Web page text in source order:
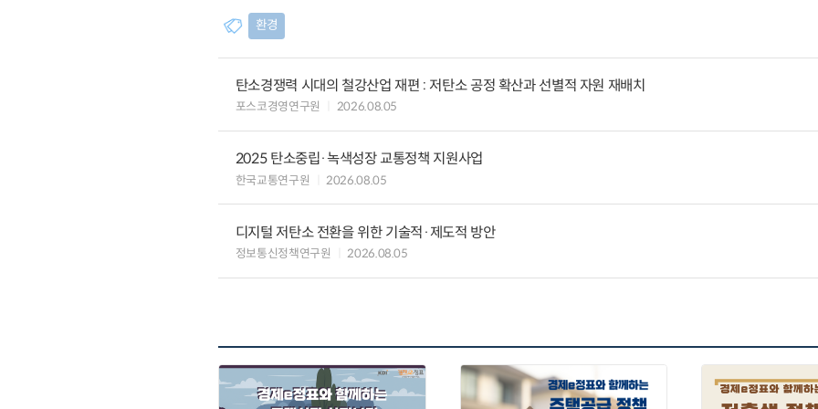
환경
탄소경쟁력 시대의 철강산업 재편 : 저탄소 공정 확산과 선별적 자원 재배치
포스코경영연구원 2026.08.05
2025 탄소중립·녹색성장 교통정책 지원사업
한국교통연구원 2026.08.05
디지털 저탄소 전환을 위한 기술적·제도적 방안
정보통신정책연구원 2026.08.05